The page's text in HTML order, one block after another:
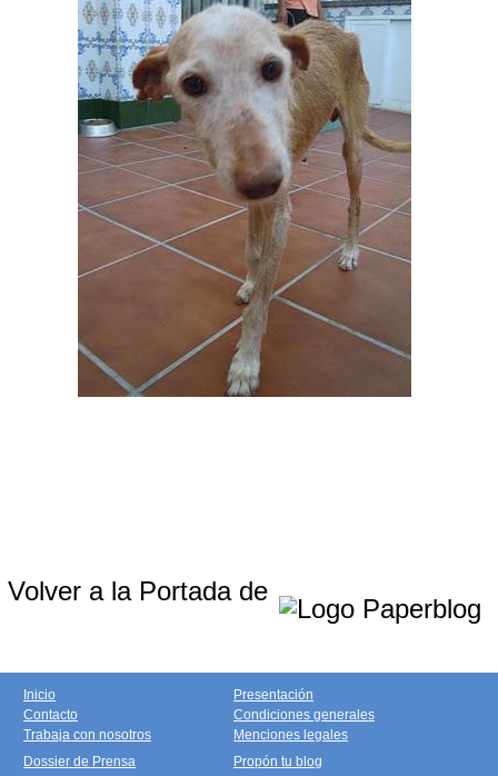
Volver a la Portada de
Inicio
Contacto
Trabaja con nosotros
Presentación
Condiciones generales
Menciones legales
Dossier de Prensa
Propón tu blog